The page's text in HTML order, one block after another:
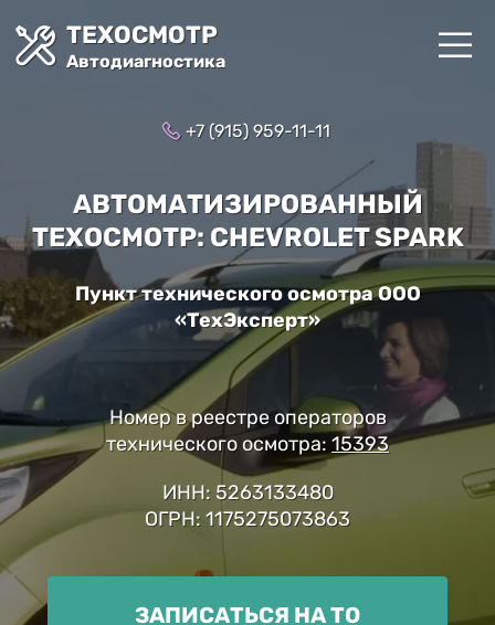
ТЕХОСМОТР
Автодиагностика
+7 (915) 959-11-11
АВТОМАТИЗИРОВАННЫЙ
ТЕХОСМОТР: CHEVROLET SPARK
Пункт технического осмотра ООО
«ТехЭксперт»
Номер в реестре операторов
технического осмотра: 15393
ИНН: 5263133480
ОГРН: 1175275073863
ЗАПИСАТЬСЯ НА ТО